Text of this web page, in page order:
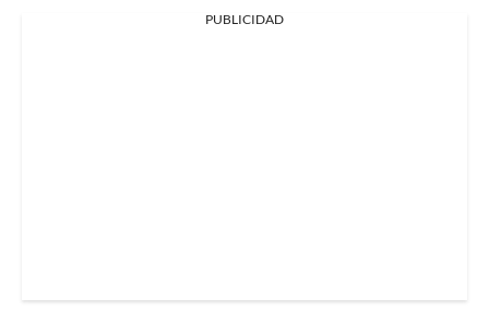
PUBLICIDAD